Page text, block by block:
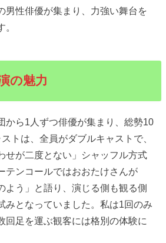
男性俳優が集まり、力強い舞台を
の魅力
から1人ずつ俳優が集まり、総勢10
トは、全員がダブルキャストで、
せが二度とない」シャッフル方式
テンコールではおおたけさんが
よう」と語り、演じる側も観る側
みとなっていました。私は1回のみ
回足を運ぶ観客には格別の体験に